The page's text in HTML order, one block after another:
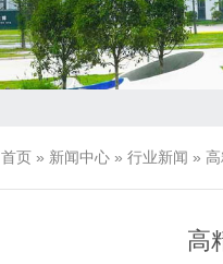
首页 » 新闻中心 » 行业新闻 »
高